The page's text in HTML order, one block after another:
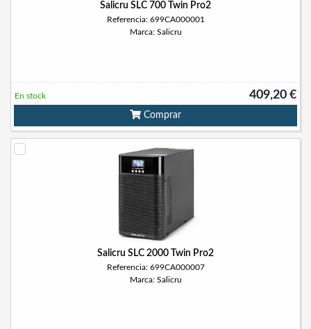
Salicru SLC 700 Twin Pro2
Referencia: 699CA000001
Marca: Salicru
409,20 €
En stock
Comprar
Salicru SLC 2000 Twin Pro2
Referencia: 699CA000007
Marca: Salicru